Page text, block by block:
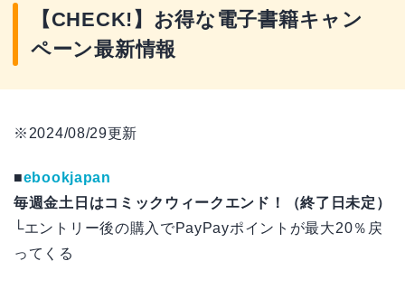
【CHECK!】お得な電子書籍キャン
ペーン最新情報
※2024/08/29更新
■ebookjapan
毎週金土日はコミックウィークエンド！（終了日未定）
└エントリー後の購入でPayPayポイントが最大20％戻
ってくる